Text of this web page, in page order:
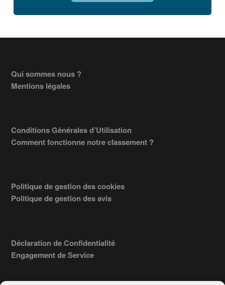
Footer
Qui sommes nous ?
Mentions légales
Conditions Générales d’Utilisation
Comment fonctionne notre classement ?
Politique de gestion des cookies
Politique de gestion des avis
Déclaration de Confidentialité
Engagement de Service